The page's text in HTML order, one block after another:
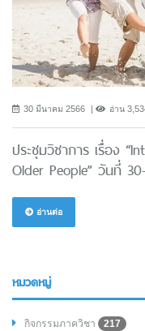
30 มีนาคม 2566 อ่าน
ประชุมวิชาการ เรื่อง
Older People” วันที่
อ่านต่อ
หมวดหมู่
กิจกรรมภาควิชา
217